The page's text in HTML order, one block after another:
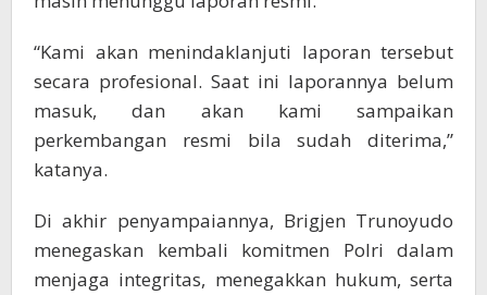
“Kami akan menindaklanjuti laporan tersebut
secara profesional. Saat ini laporannya belum
masuk, dan akan kami sampaikan
perkembangan resmi bila sudah diterima,”
katanya.
Di akhir penyampaiannya, Brigjen Trunoyudo
menegaskan kembali komitmen Polri dalam
menjaga integritas, menegakkan hukum, serta